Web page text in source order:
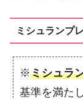
ミシュランプ
※ミシュラ
基準を満た